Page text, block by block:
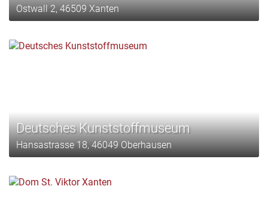
Ostwall 2, 46509 Xanten
Deutsches Kunststoffmuseum
Hansastrasse 18, 46049 Oberhausen